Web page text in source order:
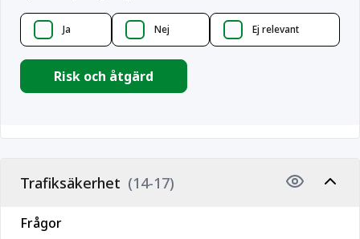
Ja Nej Ej relevant
Risk och åtgärd
Trafiksäkerhet (14-17)
Frågor